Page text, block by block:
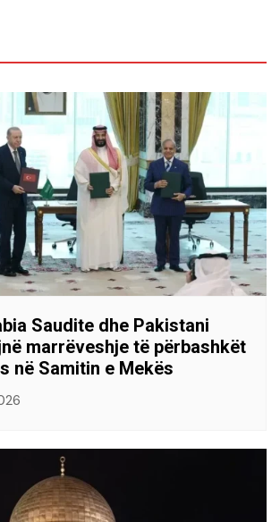
Saudite dhe Pakistani
marrëveshje të përbashkët
në Samitin e Mekës